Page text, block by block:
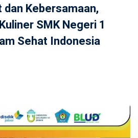
Kebersamaan,
SMK Negeri 1
Sehat Indonesia